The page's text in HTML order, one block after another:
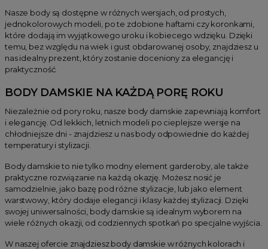
Nasze body są dostępne w różnych wersjach, od prostych,
jednokolorowych modeli, po te zdobione haftami czy koronkami,
które dodają im wyjątkowego uroku i kobiecego wdzięku. Dzięki
temu, bez względu na wiek i gust obdarowanej osoby, znajdziesz u
nas idealny prezent, który zostanie doceniony za elegancję i
praktyczność.
BODY DAMSKIE NA KAŻDĄ PORĘ ROKU
Niezależnie od pory roku, nasze body damskie zapewniają komfort
i elegancję. Od lekkich, letnich modeli po cieplejsze wersje na
chłodniejsze dni - znajdziesz u nas body odpowiednie do każdej
temperatury i stylizacji.
Body damskie to nie tylko modny element garderoby, ale także
praktyczne rozwiązanie na każdą okazję. Możesz nosić je
samodzielnie, jako bazę pod różne stylizacje, lub jako element
warstwowy, który dodaje elegancji i klasy każdej stylizacji. Dzięki
swojej uniwersalności, body damskie są idealnym wyborem na
wiele różnych okazji, od codziennych spotkań po specjalne wyjścia.
W naszej ofercie znajdziesz body damskie w różnych kolorach i